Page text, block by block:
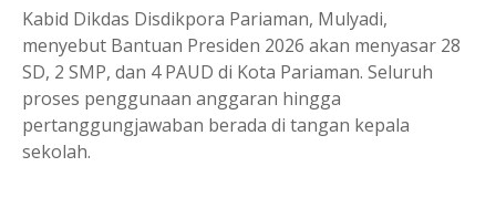
Kabid Dikdas Disdikpora Pariaman, Mulyadi,
menyebut Bantuan Presiden 2026 akan menyasar 28
SD, 2 SMP, dan 4 PAUD di Kota Pariaman. Seluruh
proses penggunaan anggaran hingga
pertanggungjawaban berada di tangan kepala
sekolah.